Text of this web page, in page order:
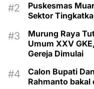
Puskesmas
Sektor
Murung Raya
Umum XXV
Gereja Dimulai
Calon Bupati
Rahmanto